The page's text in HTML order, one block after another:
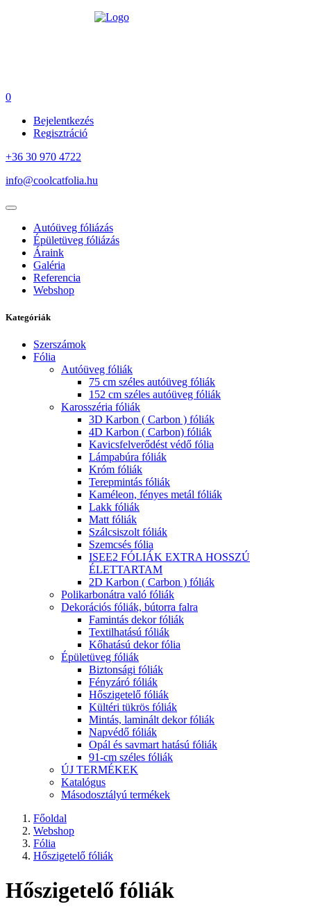
0
Bejelentkezés
Regisztráció
+36 30 970 4722
info@coolcatfolia.hu
Autóüveg fóliázás
Épületüveg fóliázás
Áraink
Galéria
Referencia
Webshop
Kategóriák
Szerszámok
Fólia
Autóüveg fóliák
75 cm széles autóüveg fóliák
152 cm széles autóüveg fóliák
Karosszéria fóliák
3D Karbon ( Carbon ) fóliák
4D Karbon ( Carbon) fóliák
Kavicsfelverődést védő fólia
Lámpabúra fóliák
Króm fóliák
Terepmintás fóliák
Kaméleon, fényes metál fóliák
Lakk fóliák
Matt fóliák
Szálcsiszolt fóliák
Szemcsés fólia
ISEE2 FÓLIÁK EXTRA HOSSZÚ
ÉLETTARTAM
2D Karbon ( Carbon ) fóliák
Polikarbonátra való fóliák
Dekorációs fóliák, bútorra falra
Famintás dekor fóliák
Textilhatású fóliák
Kőhatású dekor fólia
Épületüveg fóliák
Biztonsági fóliák
Fényzáró fóliák
Hőszigetelő fóliák
Kültéri tükrös fóliák
Mintás, laminált dekor fóliák
Napvédő fóliák
Opál és savmart hatású fóliák
91-cm széles fóliák
ÚJ TERMÉKEK
Katalógus
Másodosztályú termékek
Főoldal
Webshop
Fólia
Hőszigetelő fóliák
Hőszigetelő fóliák